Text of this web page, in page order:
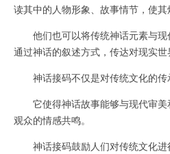
读其中的人物形象、故事情节，使其
他们也可以将传统神话元素与现
通过神话的叙述方式，传达对现实世
神话接码不仅是对传统文化的传
它使得神话故事能够与现代审美
观众的情感共鸣。
神话接码鼓励人们对传统文化进